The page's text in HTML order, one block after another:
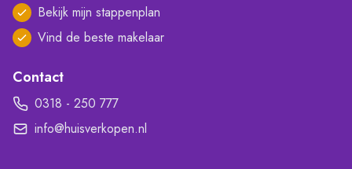
Bekijk mijn stappenplan
Vind de beste makelaar
Contact
0318 - 250 777
info@huisverkopen.nl